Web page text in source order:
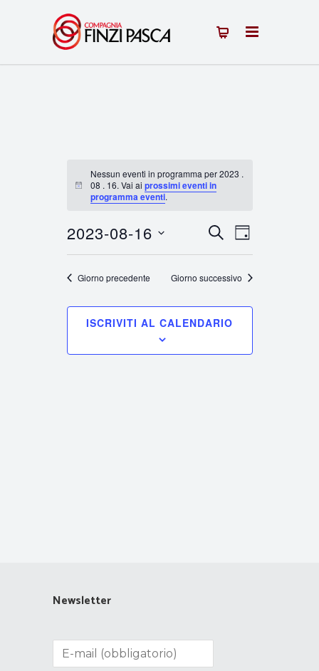
Notice
Nessun eventi in programma per 2023 .
08 . 16. Vai ai prossimi eventi in
programma eventi.
Eventi
Ricerca
e
viste
Navigazione
CERCAEvento
Viste
GIORNO
2023-08-16
data.
Giorno precedente Giorno successivo
ISCRIVITI AL CALENDARIO
Newsletter